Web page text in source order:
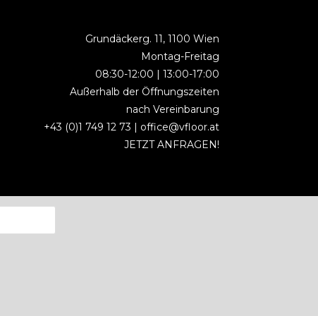
Grundäckerg. 11, 1100 Wien
Montag-Freitag
08:30-12:00 | 13:00-17:00
Außerhalb der Öffnungszeiten
nach Vereinbarung
+43 (0)1 749 12 73 | office@vfloor.at
JETZT ANFRAGEN!